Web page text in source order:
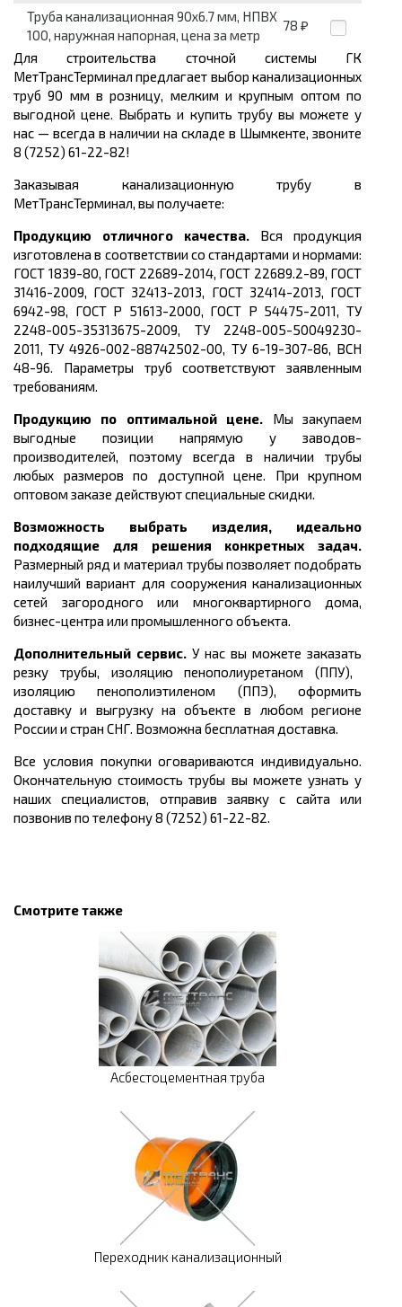
Труба канализационная 90x6.7 мм, НПВХ
100, наружная напорная, цена за метр
78 ₽
Для строительства сточной системы ГК
МетТрансТерминал предлагает выбор канализационных
труб 90 мм в розницу, мелким и крупным оптом по
выгодной цене. Выбрать и купить трубу вы можете у
нас — всегда в наличии на складе в Шымкенте, звоните
8 (7252) 61-22-82!
Заказывая канализационную трубу в
МетТрансТерминал, вы получаете:
Продукцию отличного качества. Вся продукция
изготовлена в соответствии со стандартами и нормами:
ГОСТ 1839-80, ГОСТ 22689-2014, ГОСТ 22689.2-89, ГОСТ
31416-2009, ГОСТ 32413-2013, ГОСТ 32414-2013, ГОСТ
6942-98, ГОСТ Р 51613-2000, ГОСТ Р 54475-2011, ТУ
2248-005-35313675-2009, ТУ 2248-005-50049230-
2011, ТУ 4926-002-88742502-00, ТУ 6-19-307-86, ВСН
48-96. Параметры труб соответствуют заявленным
требованиям.
Продукцию по оптимальной цене. Мы закупаем
выгодные позиции напрямую у заводов-
производителей, поэтому всегда в наличии трубы
любых размеров по доступной цене. При крупном
оптовом заказе действуют специальные скидки.
Возможность выбрать изделия, идеально
подходящие для решения конкретных задач.
Размерный ряд и материал трубы позволяет подобрать
наилучший вариант для сооружения канализационных
сетей загородного или многоквартирного дома,
бизнес-центра или промышленного объекта.
Дополнительный сервис. У нас вы можете заказать
резку трубы, изоляцию пенополиуретаном (ППУ),
изоляцию пенополиэтиленом (ППЭ), оформить
доставку и выгрузку на объекте в любом регионе
России и стран СНГ. Возможна бесплатная доставка.
Все условия покупки оговариваются индивидуально.
Окончательную стоимость трубы вы можете узнать у
наших специалистов, отправив заявку с сайта или
позвонив по телефону 8 (7252) 61-22-82.
Смотрите также
Асбестоцементная труба
Переходник канализационный